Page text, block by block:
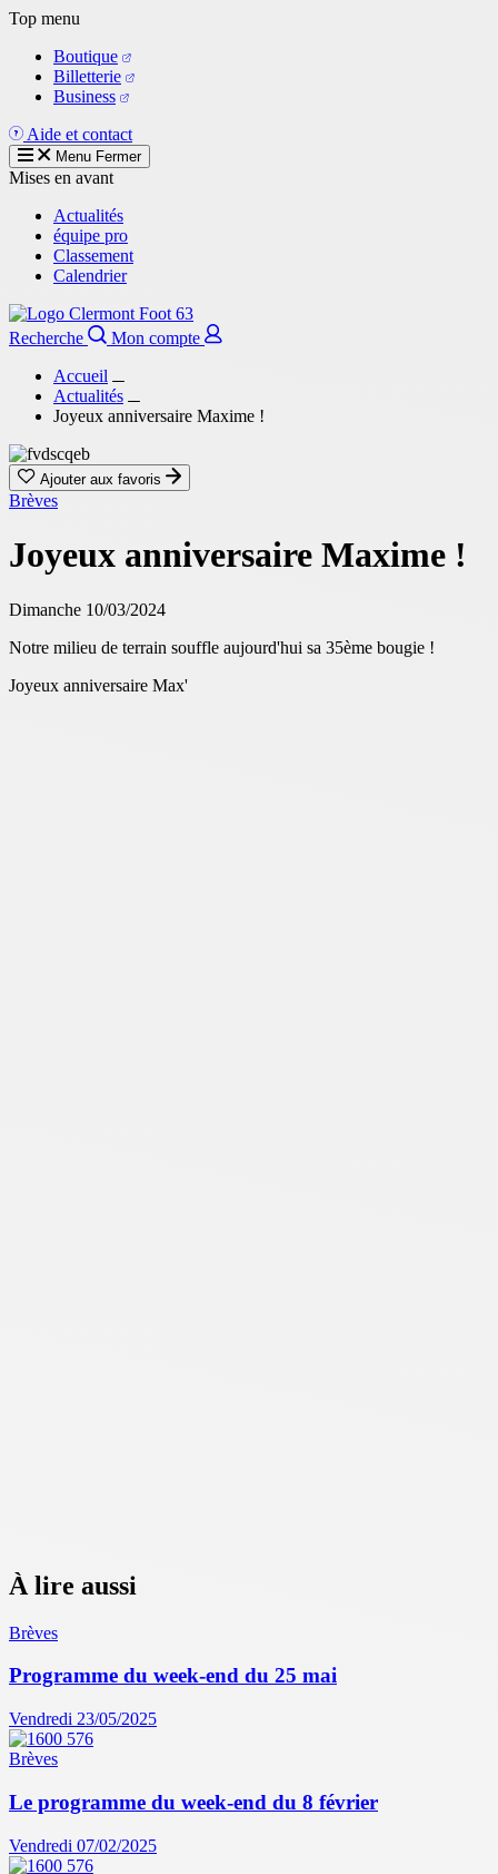
Aller
contenu
principal
Top menu
Boutique
Billetterie
Business
Aide et contact
Menu Fermer
Mises en avant
Actualités
équipe pro
Classement
Calendrier
Recherche
Mon compte
Accueil
Actualités
Joyeux anniversaire Maxime !
Ajouter aux favoris
Brèves
Joyeux anniversaire Maxime !
Dimanche 10/03/2024
Notre milieu de terrain souffle aujourd'hui sa 35ème bougie !
Joyeux anniversaire Max'
À lire aussi
Brèves
Programme du week-end du 25 mai
Vendredi 23/05/2025
Brèves
Le programme du week-end du 8 février
Vendredi 07/02/2025